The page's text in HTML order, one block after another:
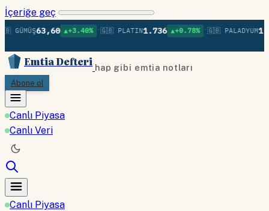
İçeriğe geç
63,60 ▲+3.40% •🇬🇧 PLATIN1.736 ▲+0.78% •🇬🇧 PALADYUM
Emtia Defteri hap gibi emtia notları
Abone ol
Canlı Piyasa
Canlı Veri
Canlı Piyasa